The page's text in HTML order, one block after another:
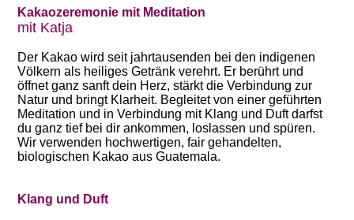
Kakaozeremonie mit Meditation
mit Katja
Der Kakao wird seit jahrtausenden bei den indigenen
Völkern als heiliges Getränk verehrt. Er berührt und
öffnet ganz sanft dein Herz, stärkt die Verbindung zur
Natur und bringt Klarheit. Begleitet von einer geführten
Meditation und in Verbindung mit Klang und Duft darfst
du ganz tief bei dir ankommen, loslassen und spüren.
Wir verwenden hochwertigen, fair gehandelten,
biologischen Kakao aus Guatemala.
Klang und Duft